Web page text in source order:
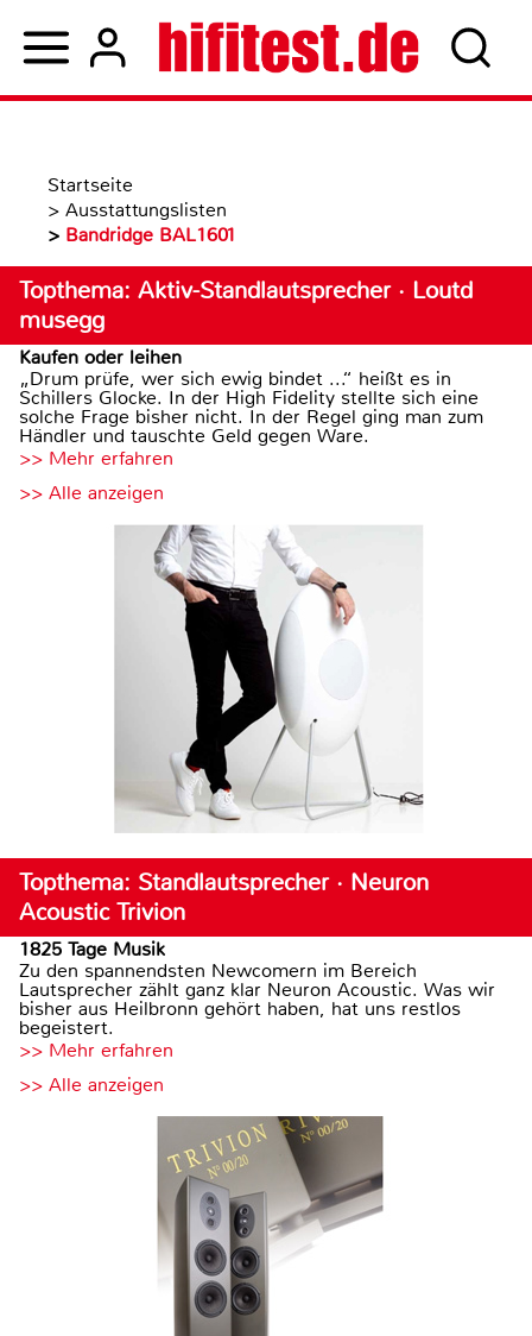
Startseite
> Ausstattungslisten
> Bandridge BAL1601
Topthema: Aktiv-Standlautsprecher · Loutd
musegg
Kaufen oder leihen
„Drum prüfe, wer sich ewig bindet ...“ heißt es in
Schillers Glocke. In der High Fidelity stellte sich eine
solche Frage bisher nicht. In der Regel ging man zum
Händler und tauschte Geld gegen Ware.
>> Mehr erfahren
>> Alle anzeigen
Topthema: Standlautsprecher · Neuron
Acoustic Trivion
1825 Tage Musik
Zu den spannendsten Newcomern im Bereich
Lautsprecher zählt ganz klar Neuron Acoustic. Was wir
bisher aus Heilbronn gehört haben, hat uns restlos
begeistert.
>> Mehr erfahren
>> Alle anzeigen